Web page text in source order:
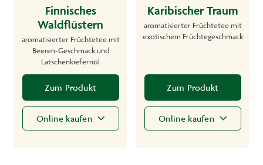
Finnisches
Waldflüstern
aromatisierter Früchtetee mit
Beeren-Geschmack und
Latschenkiefernöl
Zum Produkt
Online kaufen
Karibischer Traum
aromatisierter Früchtetee mit
exotischem Früchtegeschmack
Zum Produkt
Online kaufen